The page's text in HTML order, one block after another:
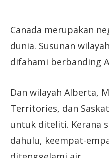
Canada merupakan
dunia. Susunan
difahami berbanding
Dan wilayah Alberta,
Territories, dan
untuk diteliti. Kerana
dahulu, keempat-